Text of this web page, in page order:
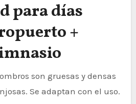
para días
+
son gruesas y densas
Se adaptan con el uso.